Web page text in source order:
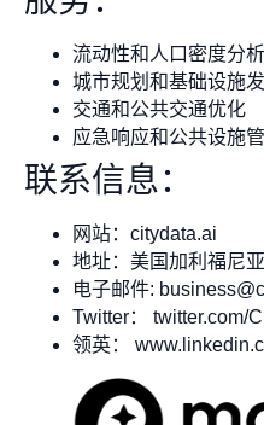
流动性和人口密度分析
城市规划和基础设施
交通和公共交通优化
应急响应和公共设施
联系信息：
网站：citydata.ai
地址：美国加利福尼
电子邮件:
Twitter： twitter.com/
领英：